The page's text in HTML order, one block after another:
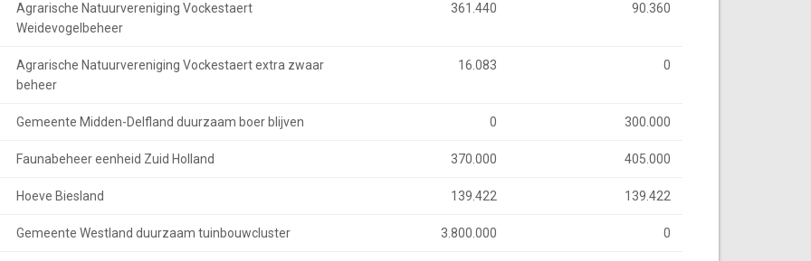
Agrarische Natuurvereniging Vockestaert
Weidevogelbeheer
361.440 90.360
Agrarische Natuurvereniging Vockestaert extra zwaar
beheer
16.083 0
Gemeente Midden-Delfland duurzaam boer blijven 0 300.000
Faunabeheer eenheid Zuid Holland 370.000 405.000
Hoeve Biesland 139.422 139.422
Gemeente Westland duurzaam tuinbouwcluster 3.800.000 0